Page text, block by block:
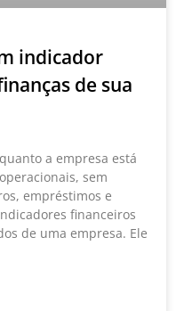
indicador
de sua
a empresa está
sem
empréstimos e
financeiros
de uma empresa. Ele